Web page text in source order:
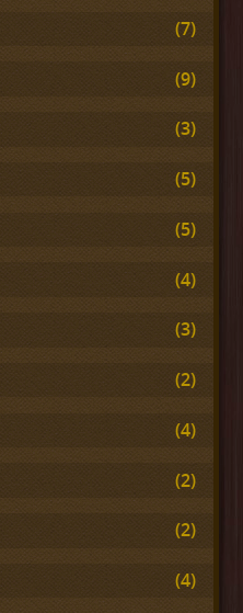
(7)
(9)
(3)
(5)
(5)
(4)
(3)
(2)
(4)
(2)
(2)
(4)